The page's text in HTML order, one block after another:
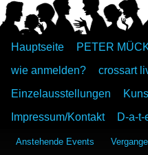
Hauptseite PETER
wie anmelden?
crossart
Einzelausstellungen
Impressum/Kontakt
D-a-
Anstehende Events